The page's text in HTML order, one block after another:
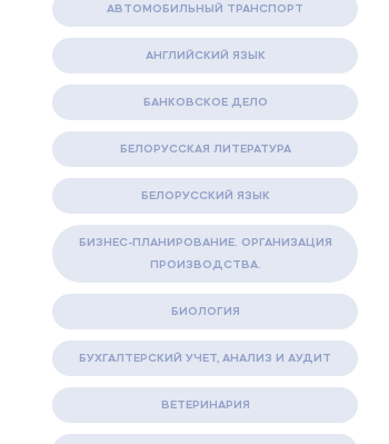
АВТОМОБИЛЬНЫЙ ТРАНСПОРТ
АНГЛИЙСКИЙ ЯЗЫК
БАНКОВСКОЕ ДЕЛО
БЕЛОРУССКАЯ ЛИТЕРАТУРА
БЕЛОРУССКИЙ ЯЗЫК
БИЗНЕС-ПЛАНИРОВАНИЕ. ОРГАНИЗАЦИЯ
ПРОИЗВОДСТВА.
БИОЛОГИЯ
БУХГАЛТЕРСКИЙ УЧЕТ, АНАЛИЗ И АУДИТ
ВЕТЕРИНАРИЯ